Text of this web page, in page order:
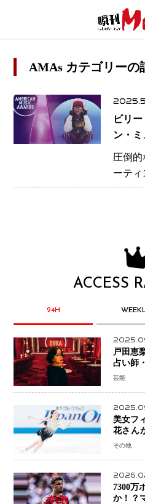
AMAs カテゴリーの
ビリ
ン・
で7冠
圧倒的
ーテ
ACCESS
24H
戸田恵
占い師
芸能
美女フ
花さん
手権欠
その他
7300万
か！？